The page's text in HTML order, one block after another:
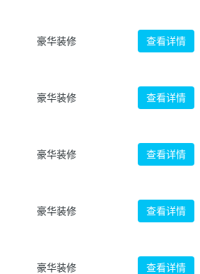
豪华装修 查看详情
豪华装修 查看详情
豪华装修 查看详情
豪华装修 查看详情
豪华装修 查看详情